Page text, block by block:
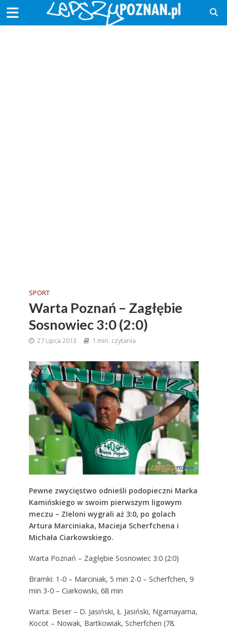
SPORT
Warta Poznań – Zagłębie
Sosnowiec 3:0 (2:0)
27 Lipca 2013 1 min. czytania
Pewne zwycięstwo odnieśli podopieczni Marka
Kamińskiego w swoim pierwszym ligowym
meczu – ZIeloni wygrali aż 3:0, po golach
Artura Marciniaka, Macieja Scherfchena i
Michała Ciarkowskiego.
Warta Poznań – Zagłębie Sosnowiec 3:0 (2:0)
Bramki: 1-0 – Marciniak, 5 min 2-0 – Scherfchen, 9
min 3-0 – Ciarkowski, 68 min
Warta: Beser – D. Jasiński, Ł. Jasiński, Ngamayama,
Kocot – Nowak, Bartkowiak, Scherfchen (78.